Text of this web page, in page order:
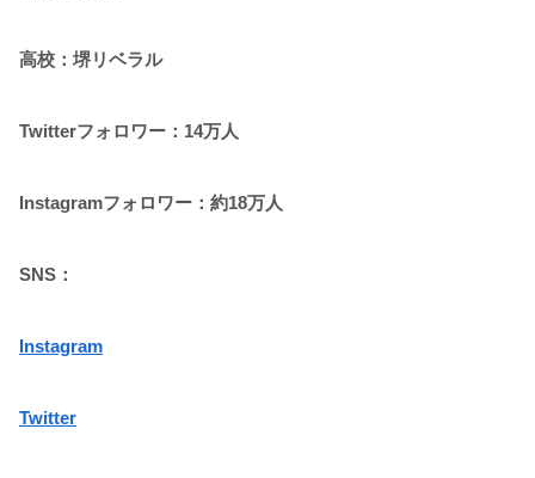
高校：堺リベラル
Twitterフォロワー：14万人
Instagramフォロワー：約18万人
SNS：
Instagram
Twitter